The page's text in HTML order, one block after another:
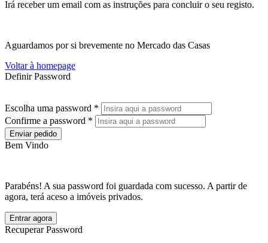
Irá receber um email com as instruções para concluir o seu registo.
Aguardamos por si brevemente no Mercado das Casas
Voltar à homepage
Definir Password
Escolha uma password *
Confirme a password *
Enviar pedido
Bem Vindo
Parabéns! A sua password foi guardada com sucesso. A partir de
agora, terá aceso a imóveis privados.
Entrar agora
Recuperar Password